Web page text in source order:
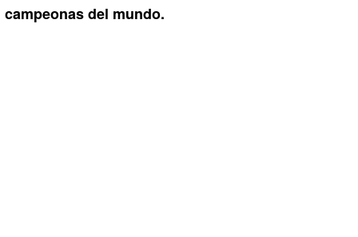
campeonas del mundo.